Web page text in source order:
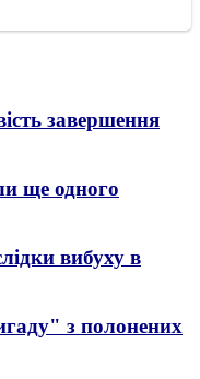
завершення
ще одного
вибуху в
з полонених